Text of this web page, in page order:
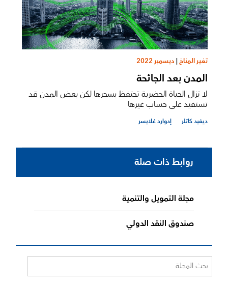
تغير المناخ|ديسمبر 2022
المدن بعد الجائحة
لا تزال الحياة الحضرية تحتفظ بسحرها لكن بعض المدن قد
تستفيد على حساب غيرها
ديفيد كاتلر إدوارد غلايسر
روابط ذات صلة
مجلة التمويل والتنمية
صندوق النقد الدولي